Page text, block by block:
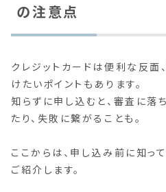
の注意点
クレジットカードは便利な反面
けたいポイントもあります。
知らずに申し込むと、審査に落
たり、失敗に繋がることも。
ここからは、申し込み前に知っ
ご紹介します。